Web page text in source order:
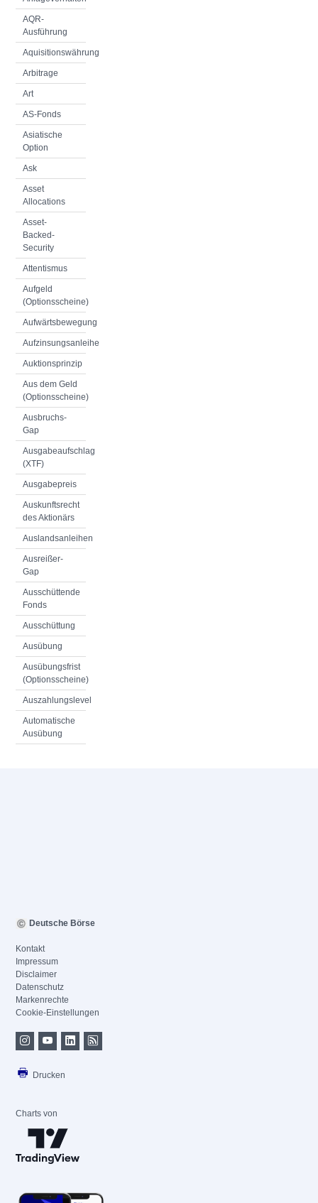
AQR-
Ausführung
Aquisitionswährung
Arbitrage
Art
AS-Fonds
Asiatische
Option
Ask
Asset
Allocations
Asset-
Backed-
Security
Attentismus
Aufgeld
(Optionsscheine)
Aufwärtsbewegung
Aufzinsungsanleihe
Auktionsprinzip
Aus dem Geld
(Optionsscheine)
Ausbruchs-
Gap
Ausgabeaufschlag
(XTF)
Ausgabepreis
Auskunftsrecht
des Aktionärs
Auslandsanleihen
Ausreißer-
Gap
Ausschüttende
Fonds
Ausschüttung
Ausübung
Ausübungsfrist
(Optionsscheine)
Auszahlungslevel
Automatische
Ausübung
Deutsche Börse
Kontakt
Impressum
Disclaimer
Datenschutz
Markenrechte
Cookie-Einstellungen
Drucken
Charts von